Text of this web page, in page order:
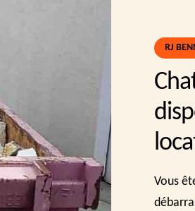
RJ
Vous